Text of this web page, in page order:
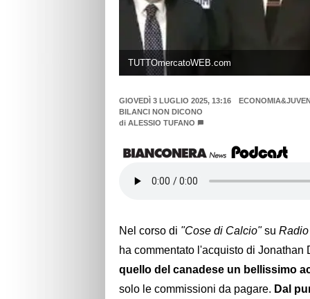
TUTTOmercatoWEB.com
GIOVEDÌ 3 LUGLIO 2025, 13:16
BILANCI NON DICONO
di ALESSIO TUFANO
Nel corso di "Cose di Calcio"su
ha commentato l'acquisto di Jonathan
quello del canadese un bellissimo
solo le commissioni da pagare. Dal